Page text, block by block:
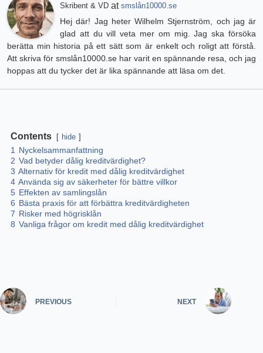
Skribent & VD at smslån10000.se
Hej där! Jag heter Wilhelm Stjernström, och jag är
glad att du vill veta mer om mig. Jag ska försöka
berätta min historia på ett sätt som är enkelt och roligt att förstå.
Att skriva för smslån10000.se har varit en spännande resa, och jag
hoppas att du tycker det är lika spännande att läsa om det.
Contents hide
1 Nyckelsammanfattning
2 Vad betyder dålig kreditvärdighet?
3 Alternativ för kredit med dålig kreditvärdighet
4 Använda sig av säkerheter för bättre villkor
5 Effekten av samlingslån
6 Bästa praxis för att förbättra kreditvärdigheten
7 Risker med högrisklån
8 Vanliga frågor om kredit med dålig kreditvärdighet
PREVIOUS NEXT